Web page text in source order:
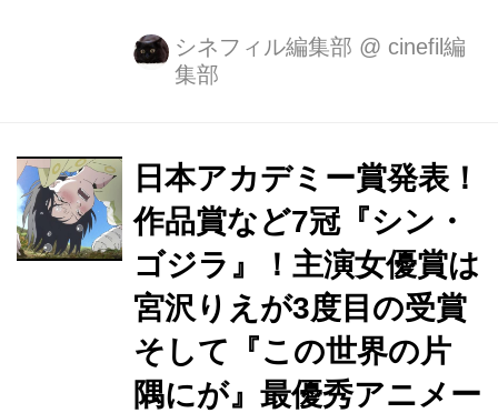
に』片渕須直監督の両監督が受賞！ そ
して、国内のみならず世界から大注目
た。 映画部門は、過去にも『Shall We
ダンス？』周防正行監督、『リング』
中田秀夫監督、『悪人』李相日監督、
『サマーウォーズ』細田守監督、『デ
ィア・ドクター』西川美和監督など名
監督たちが受賞しておりますが、 深田
晃司監督、文部科学大臣新人賞（映画
部門）受賞！ 喜びのコメント到着！
シネフィル編集部 @ cinefil編
集部
日本アカデミー賞発表！
作品賞など7冠『シン・
ゴジラ』！主演女優賞は
宮沢りえが3度目の受賞
そして『この世界の片
隅にが』最優秀アニメー